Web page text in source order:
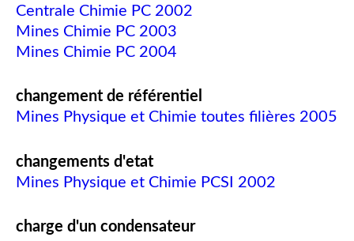
Centrale Chimie PC 2002
Mines Chimie PC 2003
Mines Chimie PC 2004
changement de référentiel
Mines Physique et Chimie toutes filières 2005
changements d'etat
Mines Physique et Chimie PCSI 2002
charge d'un condensateur